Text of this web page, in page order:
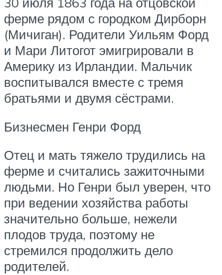
ферме рядом с городком Дирборн
(Мичиган). Родители Уильям Форд
и Мари Литогот эмигрировали в
Америку из Ирландии. Мальчик
воспитывался вместе с тремя
братьями и двумя сёстрами.
Бизнесмен Генри Форд
Отец и мать тяжело трудились на
ферме и считались зажиточными
людьми. Но Генри был уверен, что
при ведении хозяйства работы
значительно больше, нежели
плодов труда, поэтому не
стремился продолжить дело
родителей.